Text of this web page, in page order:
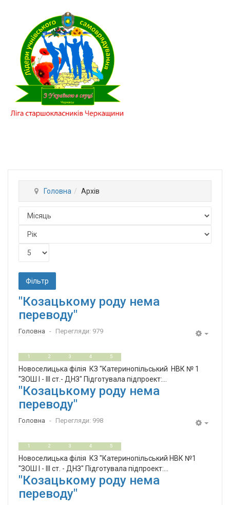
Головна Архів
Фільтр
"Козацькому роду нема
переводу"
Головна Перегляди: 979
1 2 3 4 5
Новоселицька філія КЗ "Катеринопільський НВК № 1
"ЗОШ І - ІІІ ст.- ДНЗ" Підготувала підпроект:...
"Козацькому роду нема
переводу"
Головна Перегляди: 998
1 2 3 4 5
Новоселицька філія КЗ "Катеринопільський НВК №1
"ЗОШ І - ІІІ ст. - ДНЗ" Підготувала підпроект:...
"Козацькому роду нема
переводу"